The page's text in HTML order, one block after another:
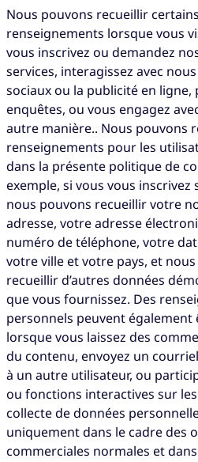
Nous pouvons recueillir certains
renseignements lorsque vous
vous inscrivez ou demandez
services, interagissez avec
sociaux ou la publicité en ligne,
enquêtes, ou vous engagez
autre manière.. Nous pouvons
renseignements pour les
dans la présente politique de
exemple, si vous vous inscrivez
nous pouvons recueillir votre
adresse, votre adresse
numéro de téléphone, votre
votre ville et votre pays, et
recueillir d’autres données
que vous fournissez. Des
personnels peuvent également
lorsque vous laissez des
du contenu, envoyez un
à un autre utilisateur, ou
ou fonctions interactives sur les
collecte de données
uniquement dans le cadre des
commerciales normales et